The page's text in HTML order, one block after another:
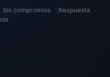
Sin compromiso · Respuesta